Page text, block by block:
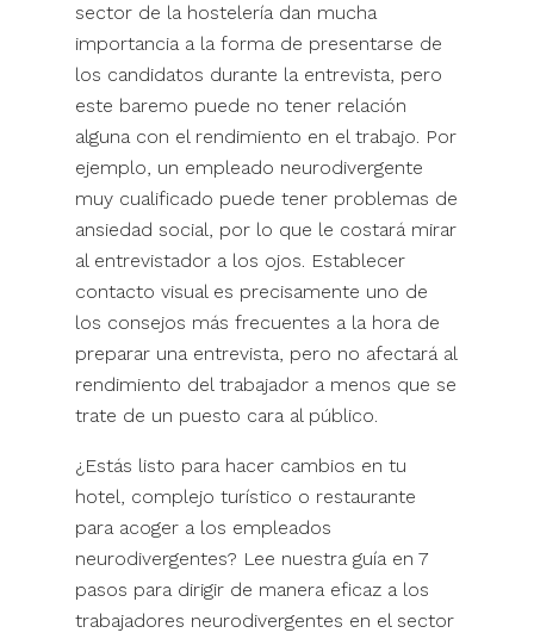
sector de la hostelería dan mucha
importancia a la forma de presentarse de
los candidatos durante la entrevista, pero
este baremo puede no tener relación
alguna con el rendimiento en el trabajo. Por
ejemplo, un empleado neurodivergente
muy cualificado puede tener problemas de
ansiedad social, por lo que le costará mirar
al entrevistador a los ojos. Establecer
contacto visual es precisamente uno de
los consejos más frecuentes a la hora de
preparar una entrevista, pero no afectará al
rendimiento del trabajador a menos que se
trate de un puesto cara al público.
¿Estás listo para hacer cambios en tu
hotel, complejo turístico o restaurante
para acoger a los empleados
neurodivergentes? Lee nuestra guía en 7
pasos para dirigir de manera eficaz a los
trabajadores neurodivergentes en el sector